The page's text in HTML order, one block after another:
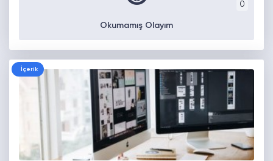
0
Okumamış Olayım
İçerik